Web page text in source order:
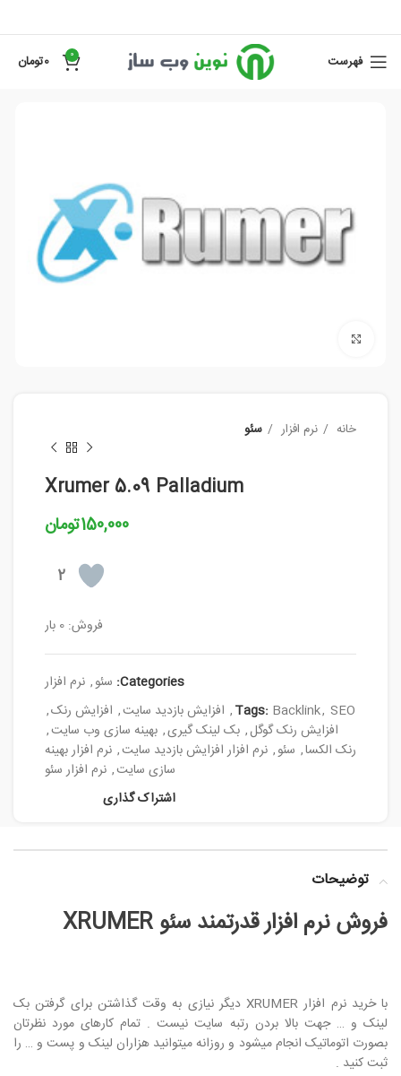
فهرست 0
0تومان
خانه نرم افزار سئو
Xrumer 5.09 Palladium
150,000تومان
2
فروش: 0 بار
Categories: سئو, نرم افزار
Tags: Backlink, SEO
, افزایش بازدید سایت, افزایش رنک,
افزایش رنک گوگل, بک لینک گیری, بهینه سازی وب سایت,
رنک الکسا, سئو, نرم افزار افزایش بازدید سایت, نرم افزار بهینه
سازی سایت, نرم افزار سئو
اشتراک گذاری
توضیحات
فروش نرم افزار قدرتمند سئو XRUMER
با خرید نرم افزار XRUMER دیگر نیازی به وقت گذاشتن برای گرفتن بک
لینک و … جهت بالا بردن رتبه سایت نیست . تمام کارهای مورد نظرتان
بصورت اتوماتیک انجام میشود و روزانه میتوانید هزاران لینک و پست و … را
ثبت کنید .